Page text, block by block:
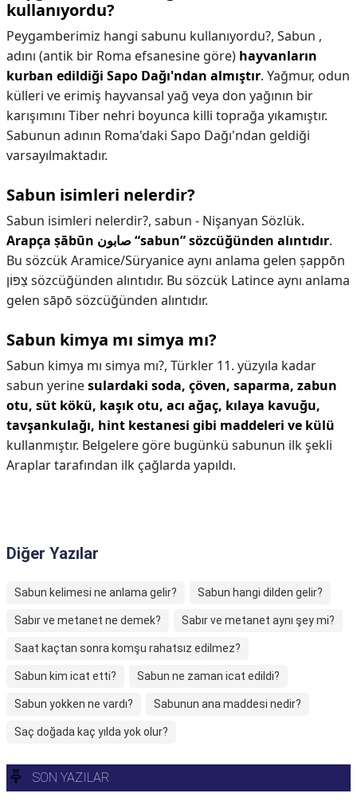
kullanıyordu?
Peygamberimiz hangi sabunu kullanıyordu?, Sabun ,
adını (antik bir Roma efsanesine göre) hayvanların
kurban edildiği Sapo Dağı'ndan almıştır. Yağmur, odun
külleri ve erimiş hayvansal yağ veya don yağının bir
karışımını Tiber nehri boyunca killi toprağa yıkamıştır.
Sabunun adının Roma'daki Sapo Dağı'ndan geldiği
varsayılmaktadır.
Sabun isimleri nelerdir?
Sabun isimleri nelerdir?, sabun - Nişanyan Sözlük.
Arapça ṣābūn صابون “sabun” sözcüğünden alıntıdır.
Bu sözcük Aramice/Süryanice aynı anlama gelen ṣappōn
צַפּוֹן sözcüğünden alıntıdır. Bu sözcük Latince aynı anlama
gelen sāpō sözcüğünden alıntıdır.
Sabun kimya mı simya mı?
Sabun kimya mı simya mı?, Türkler 11. yüzyıla kadar
sabun yerinesulardaki soda, çöven, saparma, zabun
otu, süt kökü, kaşık otu, acı ağaç, kılaya kavuğu,
tavşankulağı, hint kestanesi gibi maddeleri ve külü
kullanmıştır. Belgelere göre bugünkü sabunun ilk şekli
Araplar tarafından ilk çağlarda yapıldı.
Diğer Yazılar
Sabun kelimesi ne anlama gelir? Sabun hangi dilden gelir?
Sabır ve metanet ne demek? Sabır ve metanet aynı şey mi?
Saat kaçtan sonra komşu rahatsız edilmez?
Sabun kim icat etti? Sabun ne zaman icat edildi?
Sabun yokken ne vardı? Sabunun ana maddesi nedir?
Saç doğada kaç yılda yok olur?
SON YAZILAR